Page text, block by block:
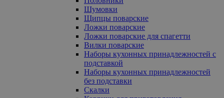
Шумовки
Щипцы поварские
Ложки поварские
Ложки поварские для спагетти
Вилки поварские
Наборы кухонных принадлежностей с
подставкой
Наборы кухонных принадлежностей
без подставки
Скалки